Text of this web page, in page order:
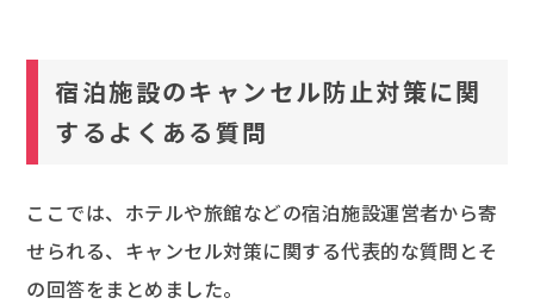
宿泊施設のキャンセル防止対策に関
するよくある質問
ここでは、ホテルや旅館などの宿泊施設運営者から寄
せられる、キャンセル対策に関する代表的な質問とそ
の回答をまとめました。